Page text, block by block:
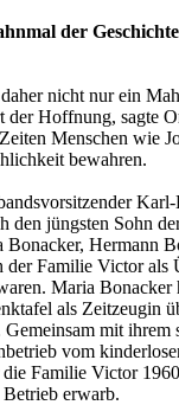
der
nicht nur ein
der Hoffnung, sagte
Menschen wie
bewahren.
den jüngsten Sohn
Bonacker, Hermann
Familie Victor als
Maria Bonacker
als Zeitzeugin
mit ihrem
vom
Familie Victor
erwarb.